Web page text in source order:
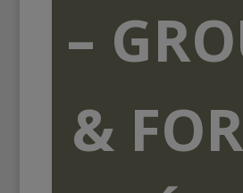
–
&